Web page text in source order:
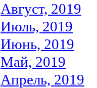
Август, 2019
Июль, 2019
Июнь, 2019
Май, 2019
Апрель, 2019